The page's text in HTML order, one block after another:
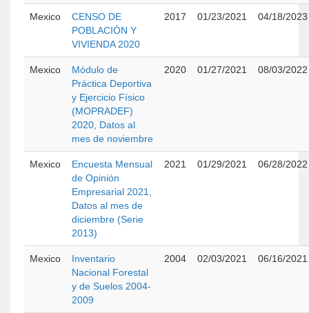
Mexico
CENSO DE
POBLACIÓN Y
VIVIENDA 2020
2017 01/23/2021 04/18/2023
Mexico
Módulo de
Práctica Deportiva
y Ejercicio Físico
(MOPRADEF)
2020, Datos al
mes de noviembre
2020 01/27/2021 08/03/2022
Mexico
Encuesta Mensual
de Opinión
Empresarial 2021,
Datos al mes de
diciembre (Serie
2013)
2021 01/29/2021 06/28/2022
Mexico
Inventario
Nacional Forestal
y de Suelos 2004-
2009
2004 02/03/2021 06/16/2021